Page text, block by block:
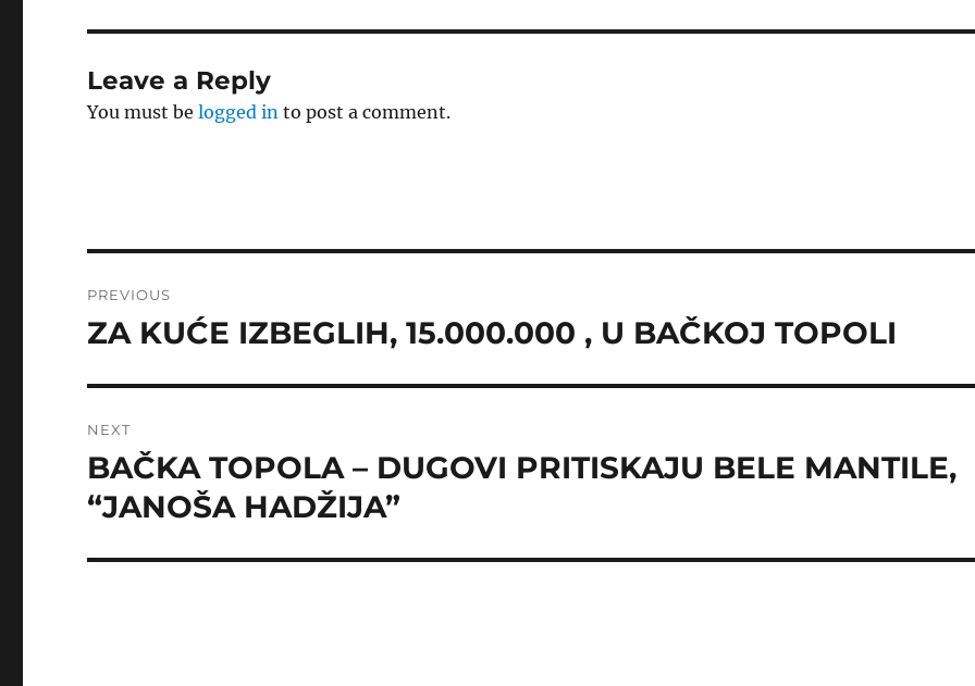
Leave a Reply
You must belogged in to post a comment.
navigation
PREVIOUS
Previous
ZA KUĆE IZBEGLIH, 15.000.000 , U BAČKOJ TOPOLI
NEXT
Next
post:
BAČKA TOPOLA – DUGOVI PRITISKAJU BELE MANTILE,
“JANOŠA HADŽIJA”